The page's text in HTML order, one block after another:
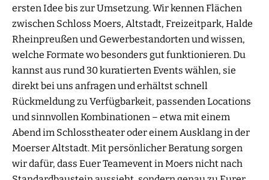
ersten Idee bis zur Umsetzung. Wir kennen Flächen
zwischen Schloss Moers, Altstadt, Freizeitpark, Halde
Rheinpreußen und Gewerbestandorten und wissen,
welche Formate wo besonders gut funktionieren. Du
kannst aus rund 30 kuratierten Events wählen, sie
direkt bei uns anfragen und erhältst schnell
Rückmeldung zu Verfügbarkeit, passenden Locations
und sinnvollen Kombinationen – etwa mit einem
Abend im Schlosstheater oder einem Ausklang in der
Moerser Altstadt. Mit persönlicher Beratung sorgen
wir dafür, dass Euer Teamevent in Moers nicht nach